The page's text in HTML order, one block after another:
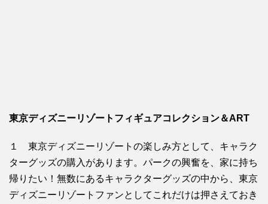
東京ディズニーリゾートフィギュアコレクション＆ART
１ 東京ディズニーリゾートの楽しみ方として、キャラク
ターグッズの購入があります。パークの興奮を、家に持ち
帰りたい！無数にあるキャラクターグッズの中から、東京
ディズニーリゾートファンとしてこれだけは押さえておき